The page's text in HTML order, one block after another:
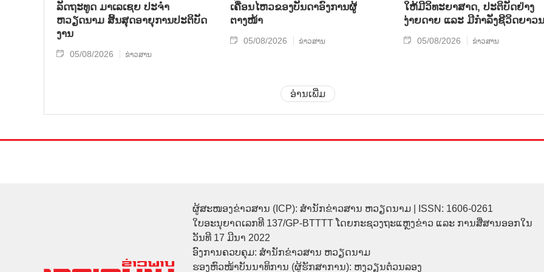
ລັດຖະທູດ ມາເລເຊຍ ປະຈຳ
ຫວຽດນາມ ສິ້ນສຸດອາຍຸການປະຕິບັດ
ງານ
05/08/2026 ຂ່າວສານ
ເຄື່ອນໄຫວຂອງບັນດາອົງການຜູ້
ຕາງໜ້າ
05/08/2026 ຂ່າວສານ
ໃຫ້ມີວິທະຍາສາດ, ປະຕິບັດຢ່າງ
ງ່າຍດາຍ ແລະ ມີກຳລັງຊີວິດຍາວ
05/08/2026 ຂ່າວສານ
ອ່ານເພີ່ມ
ຜູ້ສະໜອງຂ່າວສານ (ICP): ສຳນັກຂ່າວສານ ຫວຽດນາມ | ISSN: 1606-0261
ໃບອະນຸຍາດເລກທີ 137/GP-BTTTT ໂດຍກະຊວງຖະແຫຼງຂ່າວ ແລະ ການສື່ສານອອກໃນ
ວັນທີ 17 ມີນາ 2022
ອົງການຄວບຄຸມ: ສຳນັກຂ່າວສານ ຫວຽດນາມ
ຮອງຫົວໜ້າບັນນາທິການ (ຜູ້ຮັກສາການ): ຫງວຽນຕ໋ວນລອງ